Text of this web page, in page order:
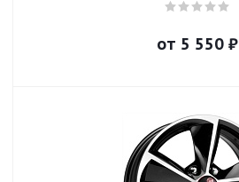
от 5 550 ₽